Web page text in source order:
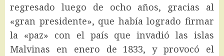
regresado luego de ocho años, gracias al
«gran presidente», que había logrado firmar
la «paz» con el país que invadió las islas
Malvinas en enero de 1833, y provocó el